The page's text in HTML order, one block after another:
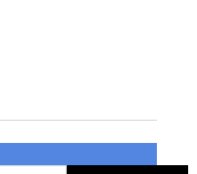
d’incendie, de